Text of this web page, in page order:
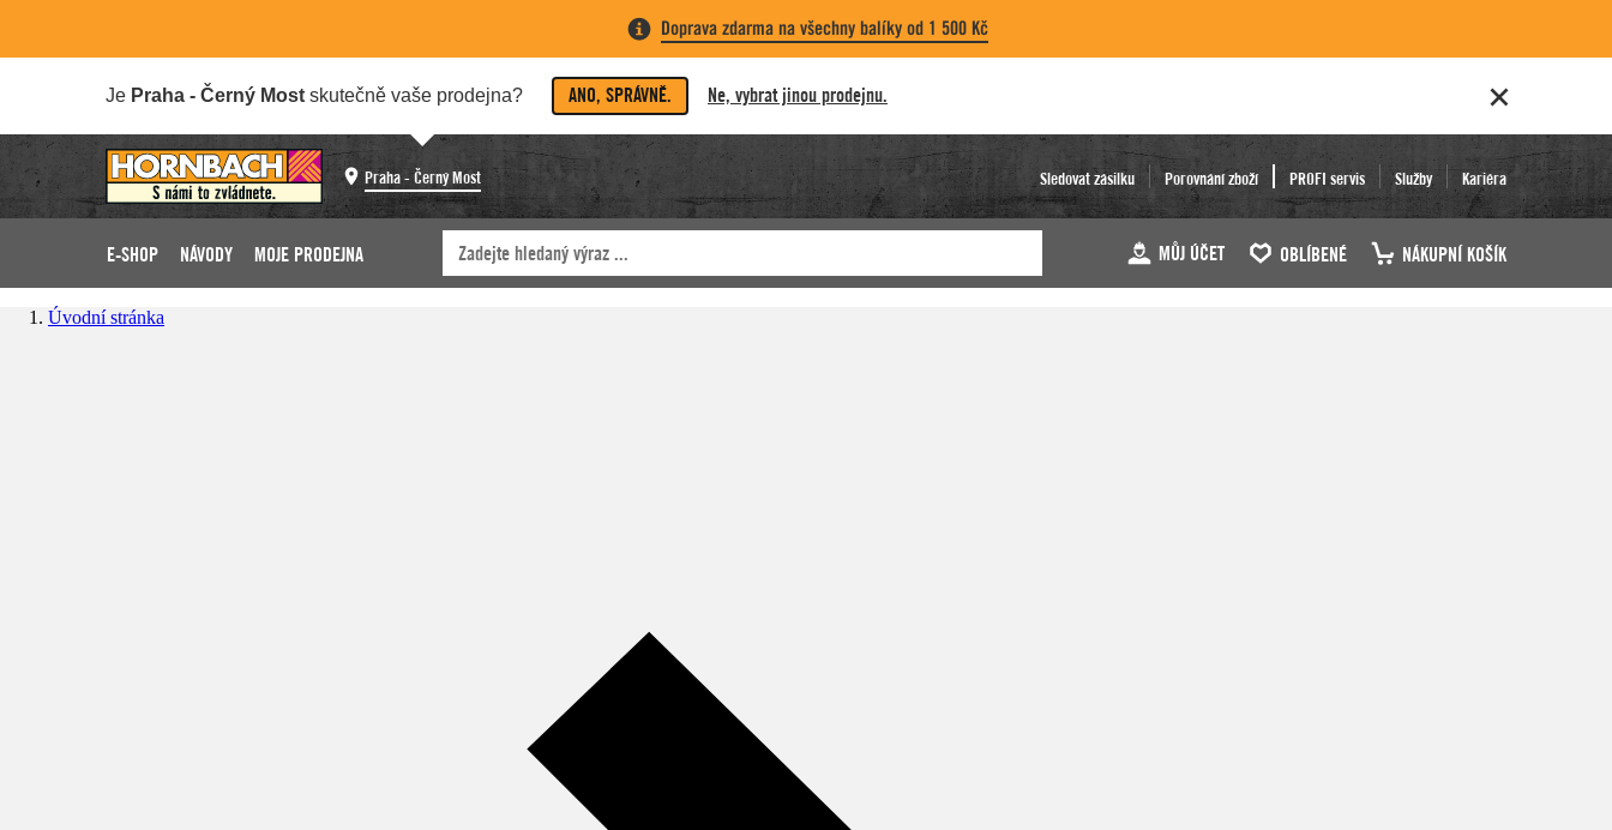
Doprava zdarma na všechny balíky od 1 500 Kč
Je Praha - Černý Most skutečně vaše prodejna? ANO, SPRÁVNĚ. Ne, vybrat jinou prodejnu.
Praha - Černý Most Sledovat zásilku Porovnání zboží PROFI servis Služby Kariéra
E-SHOP NÁVODY MOJE PRODEJNA MŮJ ÚČET OBLÍBENÉ NÁKUPNÍ KOŠÍK
Úvodní stránka